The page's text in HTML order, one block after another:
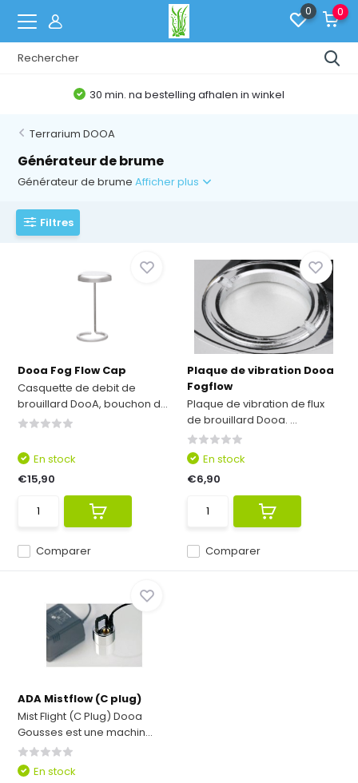
0 0
30 min. na bestelling afhalen in winkel
Terrarium DOOA
Générateur de brume
Générateur de brumeAfficher plus
Filtres
Dooa Fog Flow Cap
Casquette de debit de
brouillard DooA, bouchon d...
Comparer
En stock
€15,90
Plaque de vibration Dooa
Fogflow
Plaque de vibration de flux
de brouillard Dooa. ...
Comparer
En stock
€6,90
ADA Mistflow (C plug)
Mist Flight (C Plug) Dooa
Gousses est une machin...
En stock